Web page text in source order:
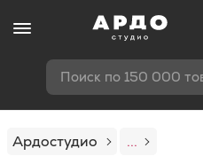
Поиск по 150 000
Ардостудио
...